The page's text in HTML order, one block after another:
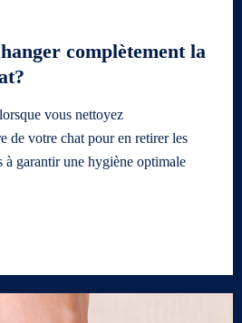
complètement la
vous nettoyez
de votre chat pour en retirer les
à garantir une hygiène optimale